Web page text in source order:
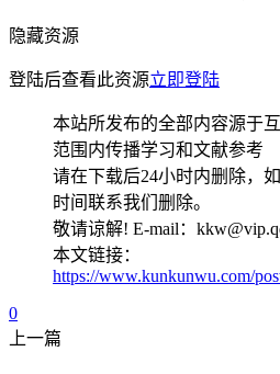
隐藏资源
登陆后查看此资源立即登陆
本站所发布的全部内容源于
范围内传播学习和文献参考
请在下载后24小时内删除，
时间联系我们删除。
敬请谅解! E-mail：
本文链接：
https://www.kunkunwu.com/
0
上一篇